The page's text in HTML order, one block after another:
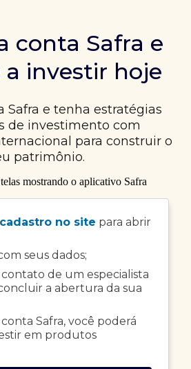
conta Safra e
investir hoje
Safra e tenha estratégias
de investimento com
para construir o
patrimônio.
no site para abrir
seus dados;
de um especialista
a abertura da sua
Safra, você poderá
em produtos